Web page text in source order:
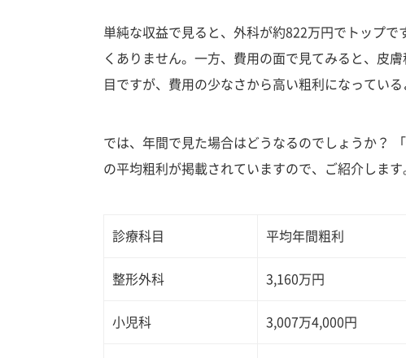
単純な収益で見ると、外科が約822万円でトップ
くありません。一方、費用の面で見てみると、皮
目ですが、費用の少なさから高い粗利になっている
では、年間で見た場合はどうなるのでしょうか？
の平均粗利が掲載されていますので、ご紹介します
診療科目 平均年間粗利
整形外科 3,160万円
小児科 3,007万4,000円